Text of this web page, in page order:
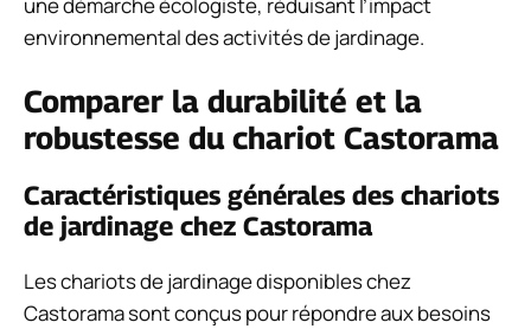
environnemental des activités de jardinage.
Comparer la durabilité et la
robustesse du chariot Castorama
Caractéristiques générales des chariots
de jardinage chez Castorama
Les chariots de jardinage disponibles chez
Castorama sont conçus pour répondre aux besoins